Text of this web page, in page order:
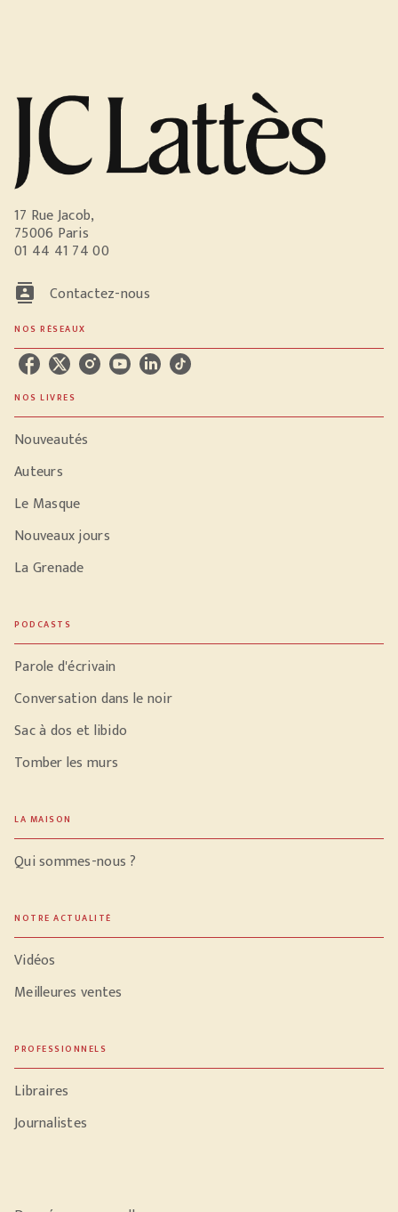
17 Rue Jacob,
75006 Paris
01 44 41 74 00
contacts Contactez-nous
NOS RÉSEAUX
NOS LIVRES
Nouveautés
Auteurs
Le Masque
Nouveaux jours
La Grenade
PODCASTS
Parole d'écrivain
Conversation dans le noir
Sac à dos et libido
Tomber les murs
LA MAISON
Qui sommes-nous ?
NOTRE ACTUALITÉ
Vidéos
Meilleures ventes
PROFESSIONNELS
Libraires
Journalistes